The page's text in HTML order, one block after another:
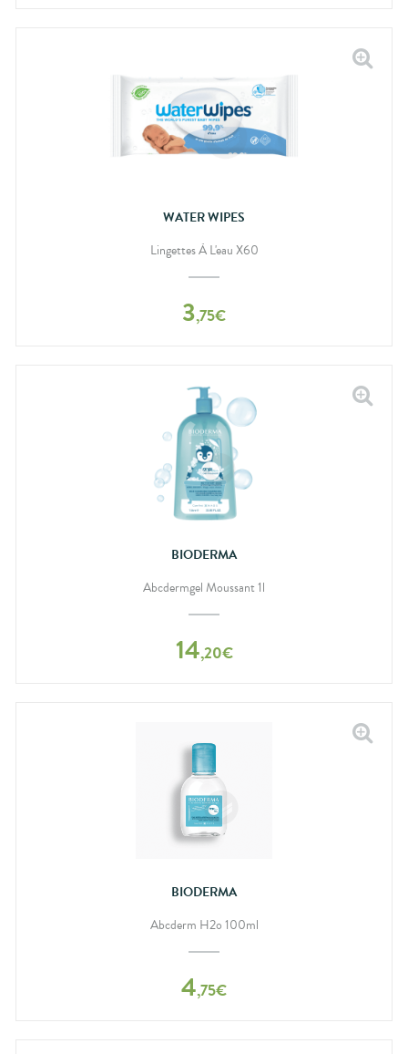
WATER WIPES
Lingettes À L'eau X60
3,75€
BIODERMA
Abcdermgel Moussant 1l
14,20€
BIODERMA
Abcderm H2o 100ml
4,75€